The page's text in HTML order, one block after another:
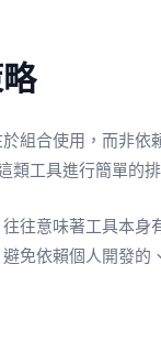
組合使用，而非依
類工具進行簡單的
往意味著工具本
免依賴個人開發的